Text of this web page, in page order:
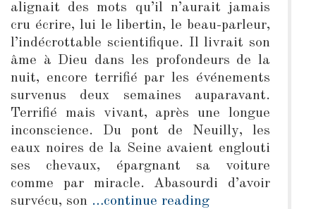
alignait des mots qu’il n’aurait jamais
cru écrire, lui le libertin, le beau-parleur,
l’indécrottable scientifique. Il livrait son
âme à Dieu dans les profondeurs de la
nuit, encore terrifié par les événements
survenus deux semaines auparavant.
Terrifié mais vivant, après une longue
inconscience. Du pont de Neuilly, les
eaux noires de la Seine avaient englouti
ses chevaux, épargnant sa voiture
comme par miracle. Abasourdi d’avoir
survécu, son …continue reading